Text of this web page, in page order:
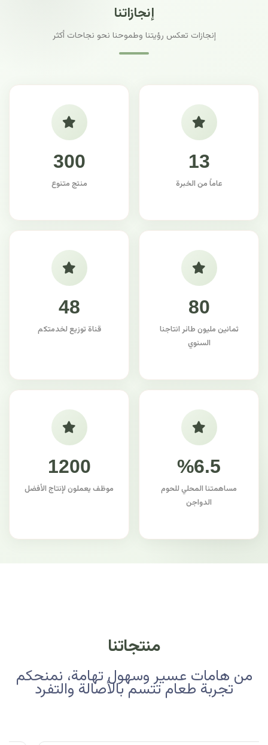
إنجازاتنا
إنجازات تعكس رؤيتنا وطموحنا نحو نجاحات أكثر
13
عاماً من الخبرة
300
منتج متنوع
80
ثمانين مليون طائر انتاجنا
السنوي
48
قناة توزيع لخدمتكم
%6.5
مساهمتنا المحلي للحوم
الدواجن
1200
موظف يعملون لإنتاج الأفضل
منتجاتنا
من هامات عسير وسهول تهامة، نمنحكم
تجربة طعام تتسم بالأصالة والتفرد